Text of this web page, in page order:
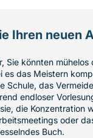
Ihren neuen
Sie könnten mühelos
es das Meistern
Schule, das
endloser
die Konzentration
oder
Buch.